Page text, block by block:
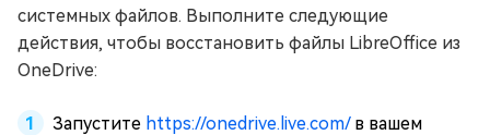
системных файлов. Выполните следующие
действия, чтобы восстановить файлы LibreOffice из
OneDrive:
Запустите https://onedrive.live.com/в вашем